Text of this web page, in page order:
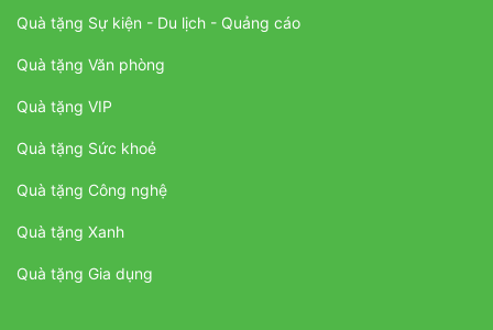
Quà tặng Sự kiện - Du lịch - Quảng cáo
Quà tặng Văn phòng
Quà tặng VIP
Quà tặng Sức khoẻ
Quà tặng Công nghệ
Quà tặng Xanh
Quà tặng Gia dụng